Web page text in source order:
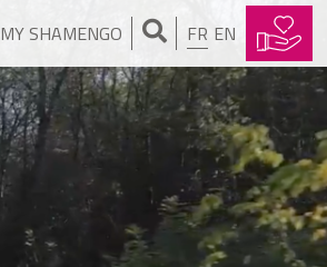
MY SHAMENGO FR EN